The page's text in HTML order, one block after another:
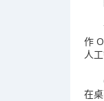
作
人
在